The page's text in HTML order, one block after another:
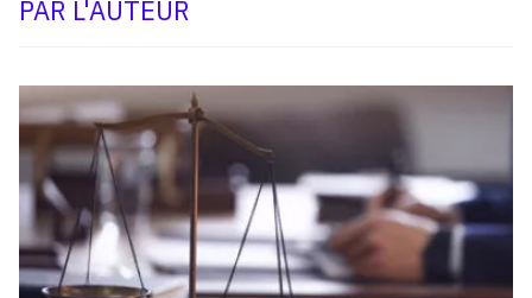
PAR L'AUTEUR